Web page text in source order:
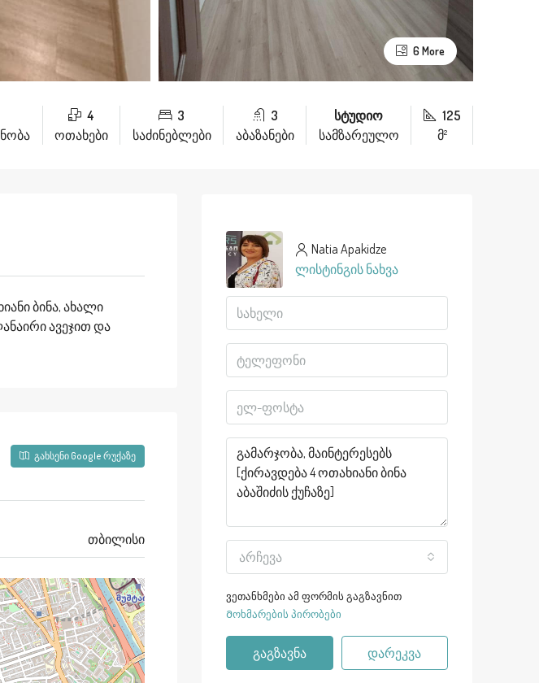
6 More
4
ოთახები
3
საძინებლები
3
აბაზანები
სტუდიო
სამზარეულო
125
მ²
ბინა, ახალი
ავეჯით და
გახსენი Google რუქაზე
თბილისი
Natia Apakidze
ლისტინგის ნახვა
არჩევა
ვეთანხმები ამ ფორმის გაგზავნით
Მოხმარების პირობები
გაგზავნა დარეკვა